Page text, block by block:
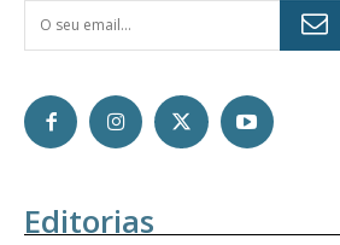
Editorias